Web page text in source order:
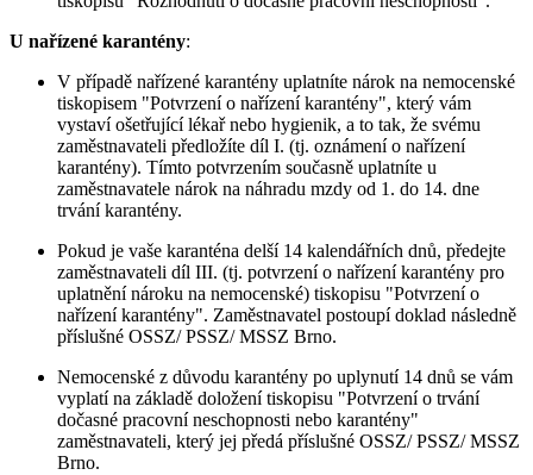
U nařízené karantény:
V případě nařízené karantény uplatníte nárok na nemocenské
tiskopisem "Potvrzení o nařízení karantény", který vám
vystaví ošetřující lékař nebo hygienik, a to tak, že svému
zaměstnavateli předložíte díl I. (tj. oznámení o nařízení
karantény). Tímto potvrzením současně uplatníte u
zaměstnavatele nárok na náhradu mzdy od 1. do 14. dne
trvání karantény.
Pokud je vaše karanténa delší 14 kalendářních dnů, předejte
zaměstnavateli díl III. (tj. potvrzení o nařízení karantény pro
uplatnění nároku na nemocenské) tiskopisu "Potvrzení o
nařízení karantény". Zaměstnavatel postoupí doklad následně
příslušné OSSZ/ PSSZ/ MSSZ Brno.
Nemocenské z důvodu karantény po uplynutí 14 dnů se vám
vyplatí na základě doložení tiskopisu "Potvrzení o trvání
dočasné pracovní neschopnosti nebo karantény"
zaměstnavateli, který jej předá příslušné OSSZ/ PSSZ/ MSSZ
Brno.